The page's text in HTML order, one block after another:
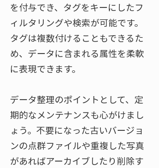
を付与でき、タグをキーにしたフ
ィルタリングや検索が可能です。
タグは複数付けることもできるた
め、データに含まれる属性を柔軟
に表現できます。
データ整理のポイントとして、定
期的なメンテナンスも心がけまし
ょう。不要になった古いバージョ
ンの点群ファイルや重複した写真
があればアーカイブしたり削除す